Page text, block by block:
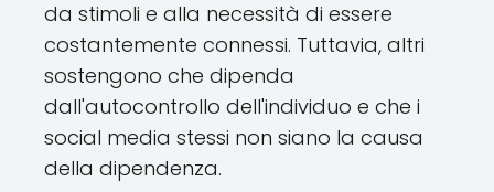
da stimoli e alla necessità di essere
costantemente connessi. Tuttavia, altri
sostengono che dipenda
dall'autocontrollo dell'individuo e che i
social media stessi non siano la causa
della dipendenza.